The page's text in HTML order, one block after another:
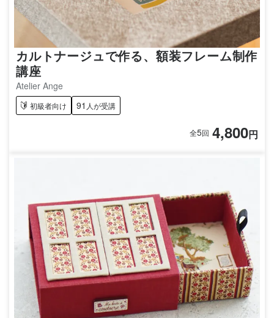
カルトナージュで作る、額装フレーム制作
講座
Atelier Ange
初級者向け 91 人が受講
全5回 4,800円